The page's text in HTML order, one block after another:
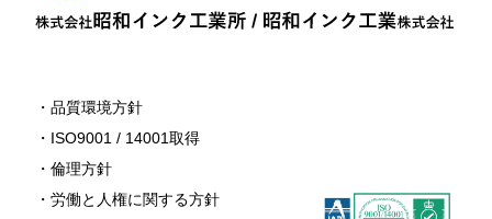
品質環境⽅針
ISO9001 / 14001取得
倫理⽅針
労働と⼈権に関する⽅針